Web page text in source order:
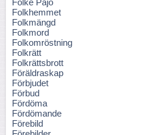
Folke Pajo
Folkhemmet
Folkmängd
Folkmord
Folkomröstning
Folkrätt
Folkrättsbrott
Föräldraskap
Förbjudet
Förbud
Fördöma
Fördömande
Förebild